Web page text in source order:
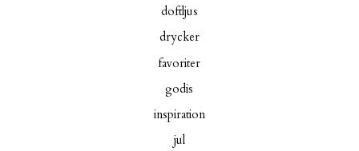
doftljus
drycker
favoriter
godis
inspiration
jul